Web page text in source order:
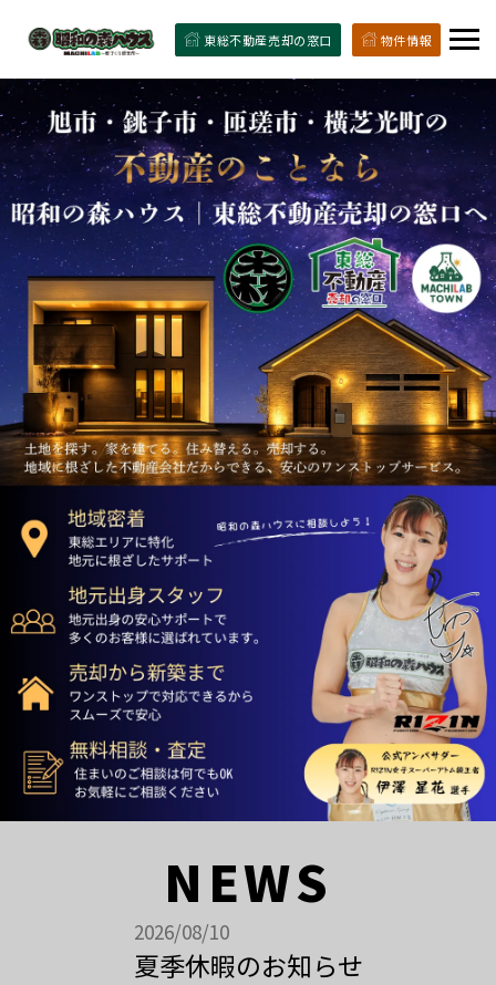
物件情報
東総不動産売却の窓口
NEWS
2026/08/10
夏季休暇のお知らせ